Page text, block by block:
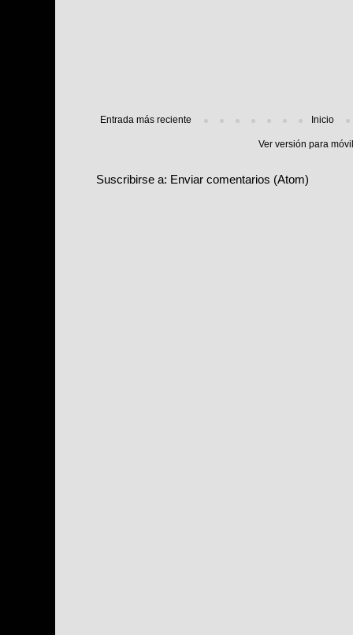
Entrada más reciente Inicio
Ver versión para
Suscribirse a: Enviar comentarios (Atom)